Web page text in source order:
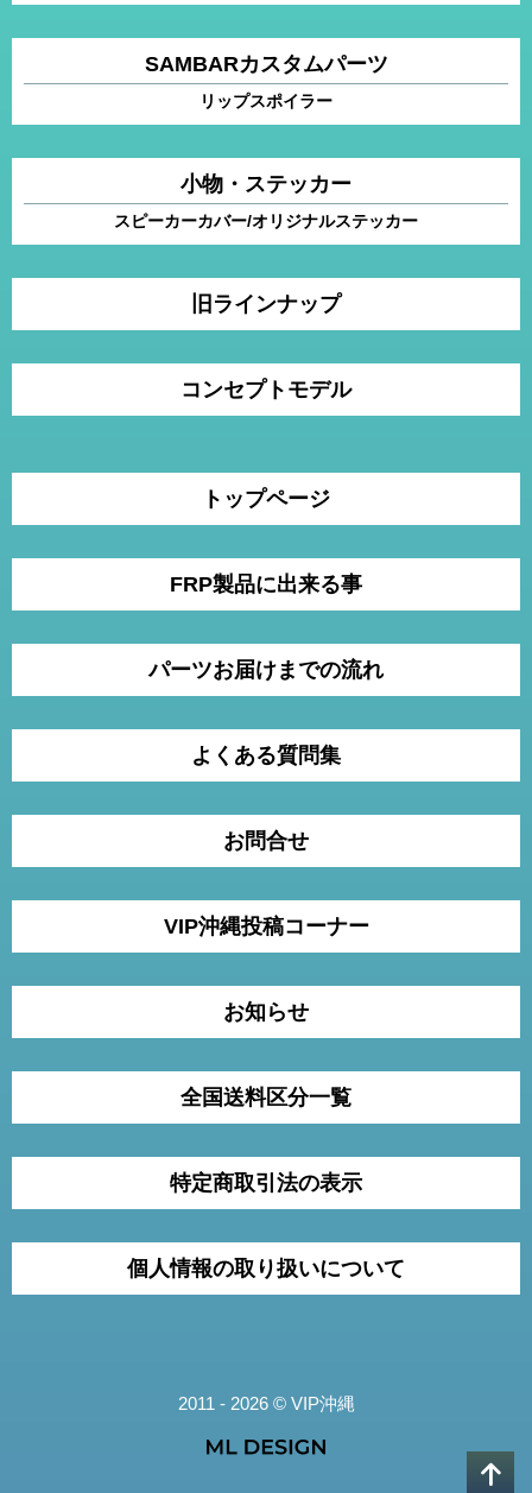
SAMBARカスタムパーツ
リップスポイラー
小物・ステッカー
スピーカーカバー/オリジナルステッカー
旧ラインナップ
コンセプトモデル
トップページ
FRP製品に出来る事
パーツお届けまでの流れ
よくある質問集
お問合せ
VIP沖縄投稿コーナー
お知らせ
全国送料区分一覧
特定商取引法の表示
個人情報の取り扱いについて
2011 - 2026 © VIP沖縄